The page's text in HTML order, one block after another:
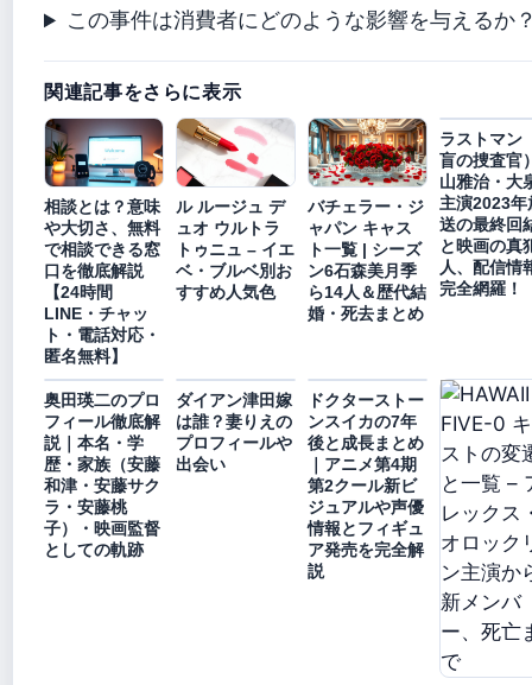
この事件は消費者にどのような影響を与えるか
関連記事をさらに表示
相談とは？意味
や大切さ、無料
で相談できる窓
口を徹底解説
【24時間
LINE・チャッ
ト・電話対応・
匿名無料】
ル ルージュ デ
ュオ ウルトラ
トゥニュ – イエ
ベ・ブルベ別お
すすめ人気色
バチェラー・ジ
ャパン キャス
ト一覧 | シーズ
ン6石森美月季
ら14人＆歴代結
婚・死去まとめ
ラストマン
盲の捜査官
山雅治・大
主演2023年
送の最終回
と映画の真
人、配信情
完全網羅！
奥田瑛二のプロ
フィール徹底解
説｜本名・学
歴・家族（安藤
和津・安藤サク
ラ・安藤桃
子）・映画監督
としての軌跡
ダイアン津田嫁
は誰？妻りえの
プロフィールや
出会い
ドクターストー
ンスイカの7年
後と成長まとめ
｜アニメ第4期
第2クール新ビ
ジュアルや声優
情報とフィギュ
ア発売を完全解
説